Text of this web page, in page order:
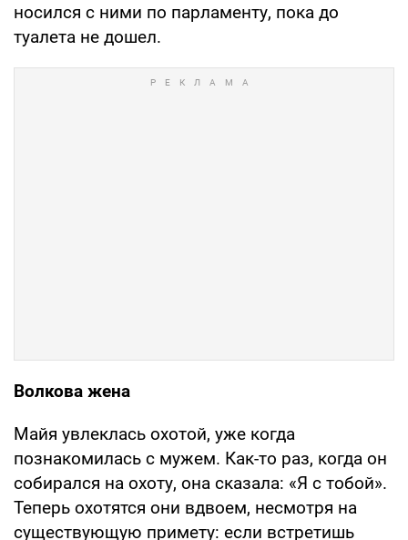
носился с ними по парламенту, пока до
туалета не дошел.
Волкова жена
Майя увлеклась охотой, уже когда
познакомилась с мужем. Как-то раз, когда он
собирался на охоту, она сказала: «Я с тобой».
Теперь охотятся они вдвоем, несмотря на
существующую примету: если встретишь